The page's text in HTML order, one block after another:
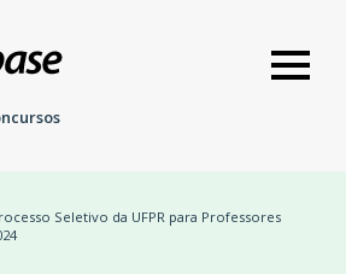
Seletivo da UFPR para Professores